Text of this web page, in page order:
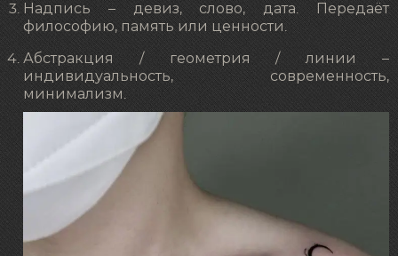
Надпись – девиз, слово, дата. Передаёт
философию, память или ценности.
Абстракция / геометрия / линии –
индивидуальность, современность,
минимализм.